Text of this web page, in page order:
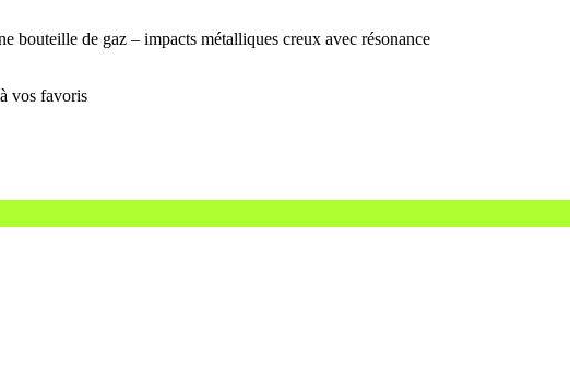
bouteille de gaz – impacts métalliques creux avec résonance